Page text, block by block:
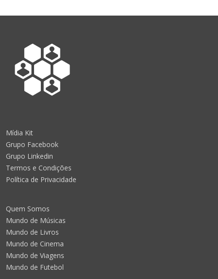
Mídia Kit
Grupo Facebook
Grupo Linkedin
Termos e Condições
Política de Privacidade
Quem Somos
Mundo de Músicas
Mundo de Livros
Mundo de Cinema
Mundo de Viagens
Mundo de Futebol